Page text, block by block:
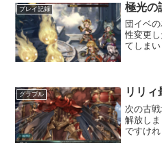
プレイ記録 極光の
団イベ
性変更
てしま
グラブル リリィ
次の古
解放し
ですけれ